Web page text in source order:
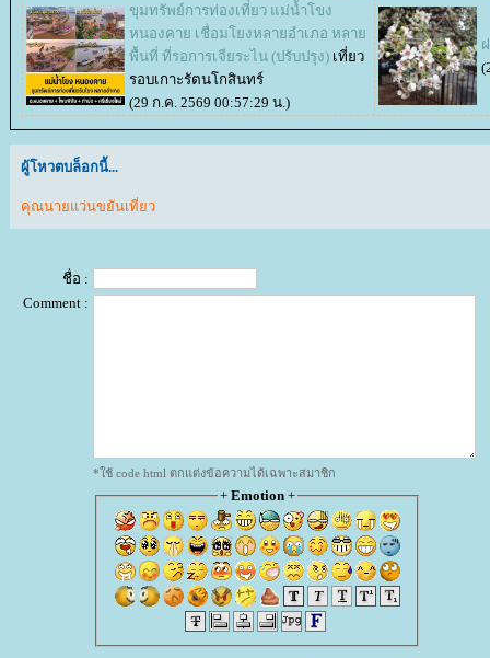
ขุมทรัพย์การท่องเที่ยว แม่น้ำโขง
หนองคาย เชื่อมโยงหลายอำเภอ หลา
พื้นที่ ที่รอการเจียระไน (ปรับปรุง) เที่ยว
รอบเกาะรัตนโกสินทร์
(29 ก.ค. 2569 00:57:29 น.)
ผู้โหวตบล็อกนี้...
คุณนายแว่นขยันเที่ยว
ชื่อ :
Comment :
*ใช้ code html ตกแต่งข้อความได้เฉพาะสมาชิก
+ Emotion+